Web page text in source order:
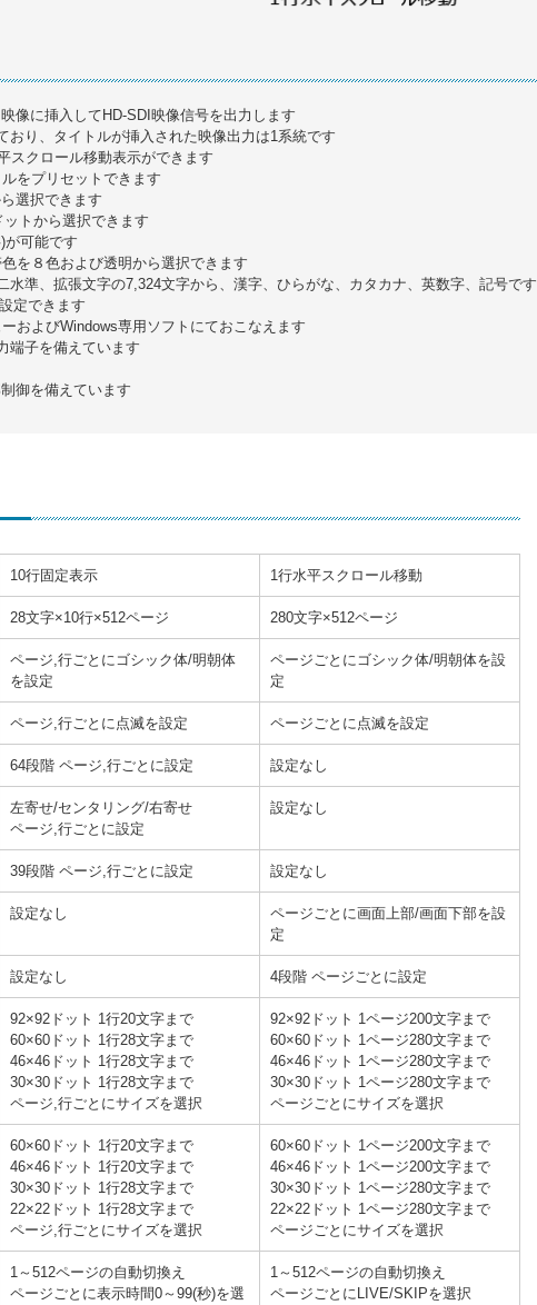
像に挿入してHD-SDI映像信号を出力します
おり、タイトルが挿入された映像出力は1系統です
スクロール移動表示ができます
をプリセットできます
選択できます
トから選択できます
が可能です
を８色および透明から選択できます
水準、拡張文字の7,324文字から、漢字、ひらがな、カタカナ、英数字、記号です
定できます
およびWindows専用ソフトにておこなえます
端子を備えています
御を備えています
10行固定表示 1行水平スクロール移動
28文字×10行×512ページ 280文字×512ページ
ページ,行ごとにゴシック体/明朝体
を設定
ページごとにゴシック体/明朝体を設
定
ページ,行ごとに点滅を設定 ページごとに点滅を設定
64段階 ページ,行ごとに設定 設定なし
左寄せ/センタリング/右寄せ
ページ,行ごとに設定
設定なし
39段階 ページ,行ごとに設定 設定なし
設定なし
ページごとに画面上部/画面下部を設
定
設定なし 4段階 ページごとに設定
92×92ドット 1行20文字まで
60×60ドット 1行28文字まで
46×46ドット 1行28文字まで
30×30ドット 1行28文字まで
ページ,行ごとにサイズを選択
92×92ドット 1ページ200文字まで
60×60ドット 1ページ280文字まで
46×46ドット 1ページ280文字まで
30×30ドット 1ページ280文字まで
ページごとにサイズを選択
60×60ドット 1行20文字まで
46×46ドット 1行20文字まで
30×30ドット 1行28文字まで
22×22ドット 1行28文字まで
ページ,行ごとにサイズを選択
60×60ドット 1ページ200文字まで
46×46ドット 1ページ200文字まで
30×30ドット 1ページ280文字まで
22×22ドット 1ページ280文字まで
ページごとにサイズを選択
1～512ページの自動切換え
ページごとに表示時間0～99(秒)を選
1～512ページの自動切換え
ページごとにLIVE/SKIPを選択